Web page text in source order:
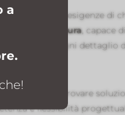
a
in linea con le esigenze di
progetto su misura, capace
ogni dettaglio
e trovare
e flessibilità